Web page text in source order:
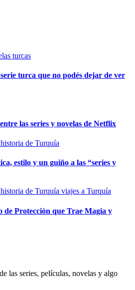
turcas
turca que no podés dejar de ver
las series y novelas de Netflix
historia de Turquía
estilo y un guiño a las “series y
historia de Turquía viajes a Turquía
Protección que Trae Magia y
las series, películas, novelas y algo